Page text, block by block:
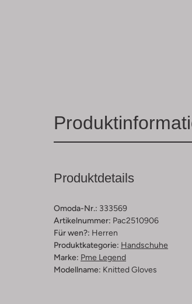
Produktdetails
Omoda-Nr.: 333569
Artikelnummer: Pac2510906
Für wen?: Herren
Produktkategorie: Handschuhe
Marke: Pme Legend
Modellname: Knitted Gloves